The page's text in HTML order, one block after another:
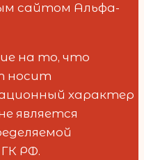
сайтом Альфа-
на то, что
носит
характер
является
РФ.